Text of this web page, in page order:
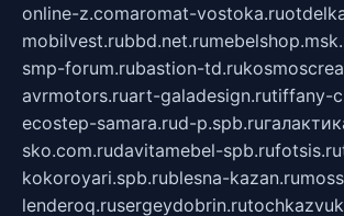
online-z.comaromat-vostoka.ru
mobilvest.rubbd.net.ru
smp-forum.rubastion-td.ru
avrmotors.ruart-galadesign.rutiffany-
ecostep-samara.rud-p.spb.ru
sko.com.rudavitamebel-spb.rufotsis.ru
kokoroyari.spb.rublesna-kazan.ru
lenderoq.rusergeydobrin.ru